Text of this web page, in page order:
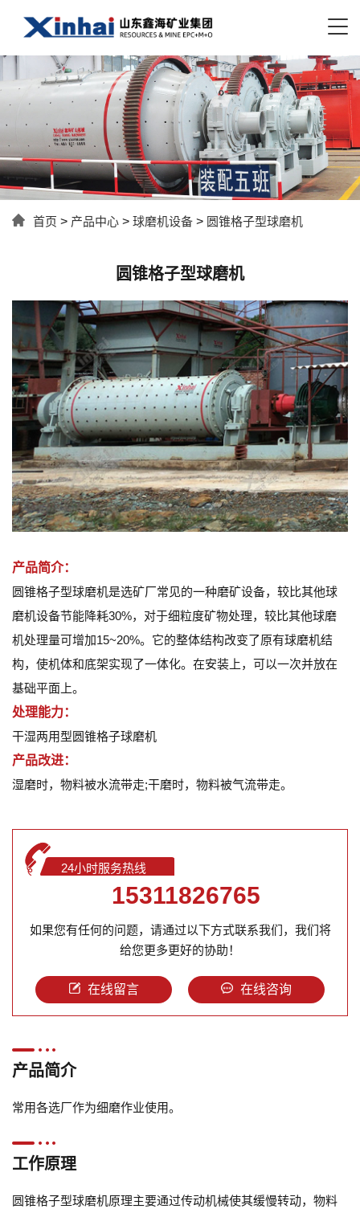
首页 > 产品中心 > 球磨机设备 > 圆锥格子型球磨机
圆锥格子型球磨机
产品简介：
圆锥格子型球磨机是选矿厂常见的一种磨矿设备，较比其他球
磨机设备节能降耗30%，对于细粒度矿物处理，较比其他球磨
机处理量可增加15~20%。它的整体结构改变了原有球磨机结
构，使机体和底架实现了一体化。在安装上，可以一次并放在
基础平面上。
处理能力：
干湿两用型圆锥格子球磨机
产品改进：
湿磨时，物料被水流带走;干磨时，物料被气流带走。
24小时服务热线
15311826765
如果您有任何的问题，请通过以下方式联系我们，我们将
给您更多更好的协助！
在线留言 在线咨询
产品简介
常用各选厂作为细磨作业使用。
工作原理
圆锥格子型球磨机原理主要通过传动机械使其缓慢转动，物料